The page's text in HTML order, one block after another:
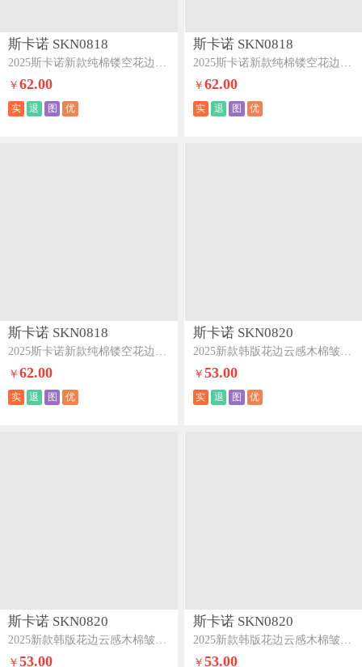
斯卡诺 SKN0818
2025斯卡诺新款纯棉镂空花边木棉皱皱纱四件套-玫瑰粉
￥62.00
实 退 图 优
斯卡诺 SKN0818
2025斯卡诺新款纯棉镂空花边木棉皱皱纱四件套-蝴蝶灰
￥ 62.00
实 退 图 优
斯卡诺 SKN0818
2025斯卡诺新款纯棉镂空花边木棉皱皱纱四件套-初夏
￥62.00
实 退 图 优
斯卡诺 SKN0820
2025新款韩版花边云感木棉皱皱纱夏被夏凉被空调被夏被四件套-紫罗兰
￥ 53.00
实 退 图 优
斯卡诺 SKN0820
2025新款韩版花边云感木棉皱皱纱夏被夏凉被空调被夏被四件套-知晓
￥53.00
斯卡诺 SKN0820
2025新款韩版花边云感木棉皱皱纱夏被夏凉被空调被夏被四件套-芝士奶酪
￥ 53.00